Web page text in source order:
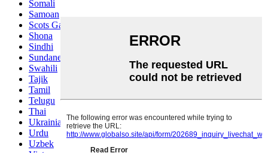
Somali
Samoan
Scots Gaelic
Shona
Sindhi
Sundanese
Swahili
Tajik
Tamil
Telugu
Thai
Ukrainian
Urdu
Uzbek